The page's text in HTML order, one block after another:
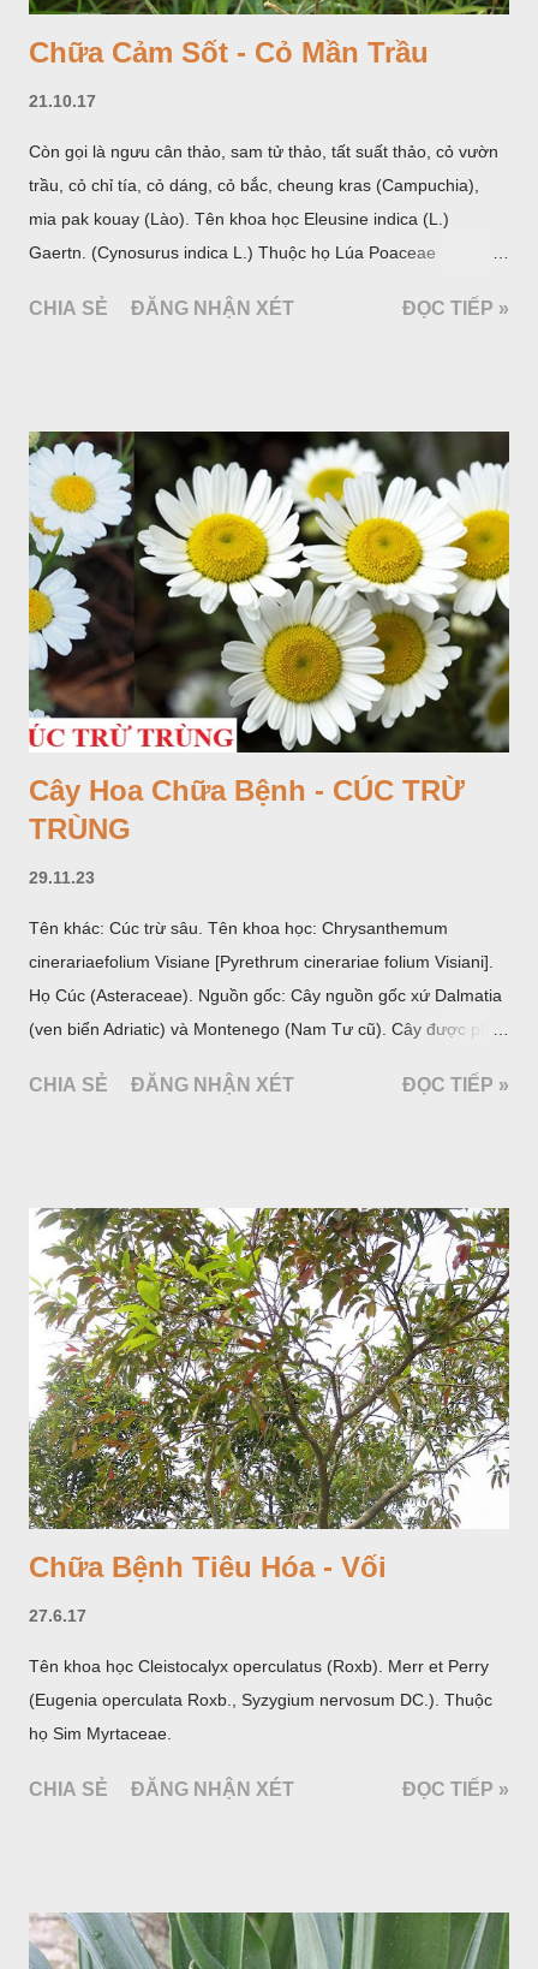
Chữa Cảm Sốt - Cỏ Mần Trầu
21.10.17
Còn gọi là ngưu cân thảo, sam tử thảo, tất suất thảo, cỏ vườn
trầu, cỏ chỉ tía, cỏ dáng, cỏ bắc, cheung kras (Campuchia),
mia pak kouay (Lào). Tên khoa học Eleusine indica (L.)
Gaertn. (Cynosurus indica L.) Thuộc họ Lúa Poaceae
CHIA SẺ ĐĂNG NHẬN XÉT ĐỌC TIẾP »
Cây Hoa Chữa Bệnh - CÚC TRỪ
TRÙNG
29.11.23
Tên khác: Cúc trừ sâu. Tên khoa học: Chrysanthemum
cinerariaefolium Visiane [Pyrethrum cinerariae folium Visiani].
Họ Cúc (Asteraceae). Nguồn gốc: Cây nguồn gốc xứ Dalmatia
(ven biển Adriatic) và Montenego (Nam Tư cũ). Cây được phân
trồng để khai thác: Pháp, Nga, Đức, Nam Tư (cũ), sau lan
Tam Đảo (Vĩnh Phúc), đã thu được kết quả ban đầu (những
năm 1560- 70); thường trồng đến năm thứ hai, thứ ba mới hái
hoa; trồng một lần thu hoạch 10 - 20 năm.
CHIA SẺ ĐĂNG NHẬN XÉT ĐỌC TIẾP »
Chữa Bệnh Tiêu Hóa - Vối
27.6.17
Tên khoa học Cleistocalyx operculatus (Roxb). Merr et Perry
(Eugenia operculata Roxb., Syzygium nervosum DC.). Thuộc
họ Sim Myrtaceae.
CHIA SẺ ĐĂNG NHẬN XÉT ĐỌC TIẾP »